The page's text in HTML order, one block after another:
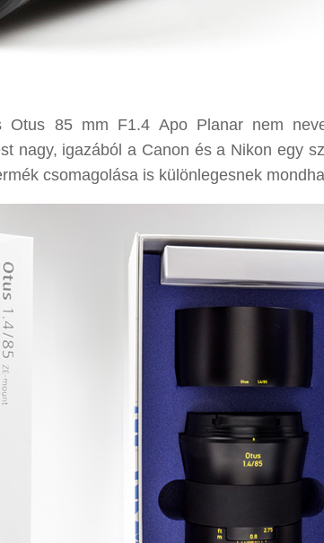
85 mm F1.4 Apo Planar nem
nagy, igazából a Canon és a Nikon egy
csomagolása is különlegesnek